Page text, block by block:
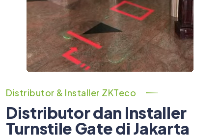
Distributor & Installer ZKTeco
Distributor dan Installer
Turnstile Gate di Jakarta